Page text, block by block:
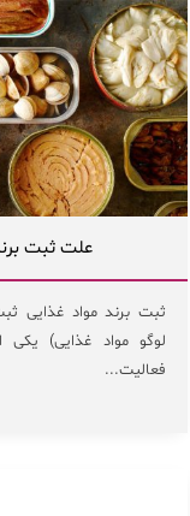
علت ثبت
ثبت برند مواد غذایی
لوگو مواد غذایی) یکی
فعالیت...